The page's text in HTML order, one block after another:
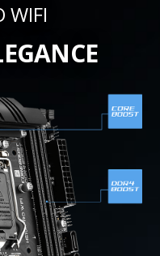
WIFI